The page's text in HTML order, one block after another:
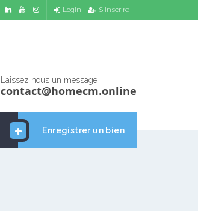
Login S'inscrire
Laissez nous un message
contact@homecm.online
Enregistrer un bien